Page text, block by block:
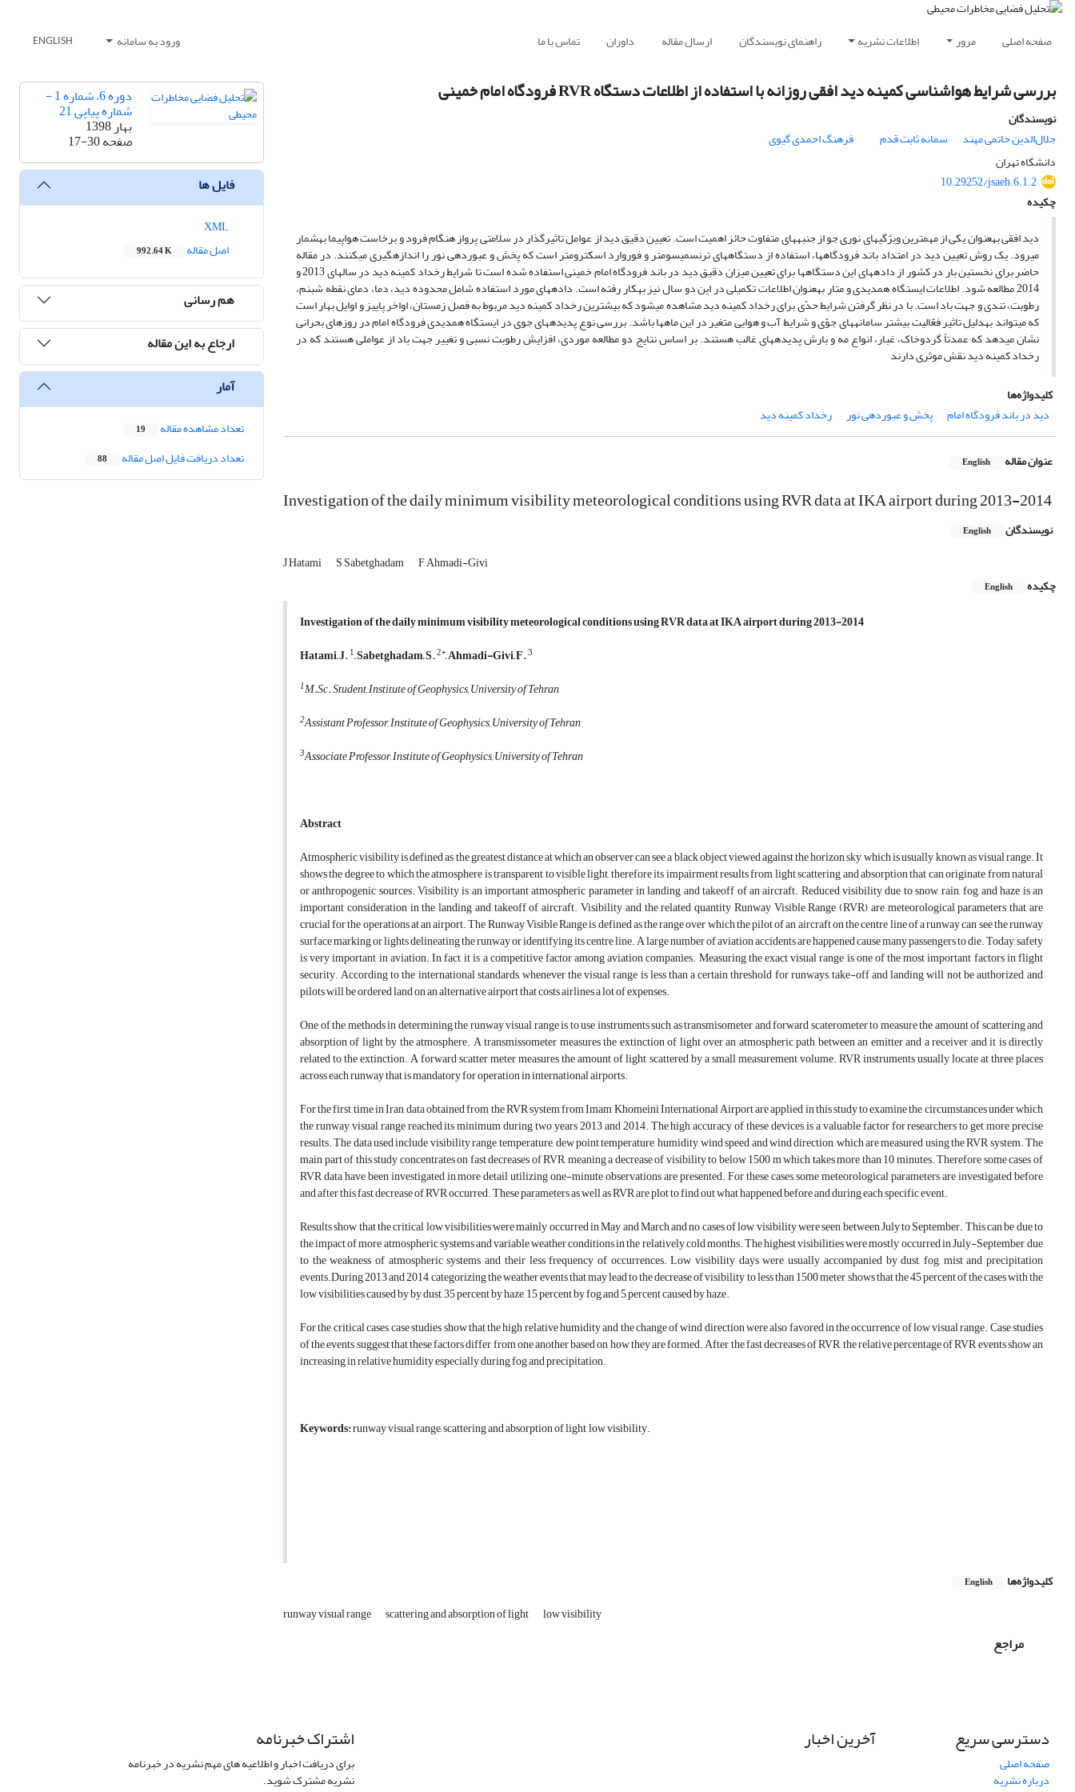
صفحه اصلی مرور اطلاعات نشریه راهنمای نویسندگان ارسال مقاله داوران تماس با ما ورود به سامانه ENGLISH
بررسی شرایط هواشناسی کمینه دید افقی روزانه با استفاده از اطلاعات دستگاه RVR فرودگاه امام خمینی
نویسندگان
جلال‌الدین حاتمی مهند
سمانه ثابت قدم
فرهنگ احمدی گیوی
دانشگاه تهران
10.29252/jsaeh.6.1.2
چکیده
دید افقی به­عنوان یکی از مهم­ترین ویژگی­های نوری جو از جنبه­های متفاوت حائزاهمیت است. تعییندقیق دید از عوامل تاثیرگذار در سلامتی پرواز هنگام فرود­ و برخاست هواپیما به­شمار
می­رود. یک روش­ تعیین دید در امتداد باند فرودگاه­ها، استفاده از دستگاه­های ترنسمیسومتر و فوروارد اسکترومتر است که پخش و عبوردهی نور را اندازه­گیری می­کنند. در مقاله
حاضر برای نخستین بار در کشور از داده­های این دستگاه­ها برای تعیین میزان دقیق دید در باند فرودگاه امام ­خمینی استفاده شده­ است تا شرایط رخداد کمینه دید در سال­های 2013 و
2014 مطالعه شود. اطلاعات ایستگاه همدیدی و متار به­عنوان اطلاعات تکمیلی در این دو سال نیز­ به­کار رفته است. داده­های مورد ­استفاده شامل محدوده دید، دما، دمای نقطه شبنم،
رطوبت، تندی و جهت باد است.بادرنظرگرفتنشرایطحدّیبرایرخدادکمینهدیدمشاهدهمی­شودکهبیشترین رخداد کمینهدیدمربوطبهفصلزمستان،اواخرپاییزواوایلبهاراست
کهمی­تواندبه­دلیلتاثیرفعّالیتبیشترسامانه­هایجوّیوشرایطآبوهواییمتغیردراینماه­هاباشد.بررسی نوع پدیده­های جوی در ایستگاه همدیدی فرودگاه امام در روزهای بحرانی
نشان می­دهد که عمدتاً گردوخاک، غبار، انواع مه و بارش پدیده­های غالب هستند. بر اساس نتایج دو مطالعه موردی، افزایش رطوبت نسبی و تغییر جهت باد از عواملی هستند که در
رخداد کمینه دید نقش موثری دارند
کلیدواژه‌ها
دید در باند فرودگاه امام
پخش و عبوردهی نور رخداد کمینه دید
عنوان مقاله English
Investigation of the daily minimum visibility meteorological conditions using RVR data at IKA airport during 2013-2014
نویسندگان English
J Hatami S Sabetghadam
F Ahmadi-Givi
چکیده
English
Investigation of the daily minimum visibility meteorological conditions using RVR data at IKA airport during 2013-2014
Hatami, J.1, Sabetghadam, S.2*, Ahmadi-Givi, F.3
1M.Sc. Student, Institute of Geophysics, University of Tehran
2Assistant Professor, Institute of Geophysics, University of Tehran
3Associate Professor, Institute of Geophysics, University of Tehran
Abstract
Atmospheric visibility is defined as the greatest distance at which an observer can see a black object viewed against the horizon sky, which is usually known as visual range. It
shows the degree to which the atmosphere is transparent to visible light, therefore its impairment results from light scattering and absorption that can originate from natural
or anthropogenic sources. Visibility is an important atmospheric parameter in landing and takeoff of an aircraft. Reduced visibility due to snow, rain, fog, and haze is an
important consideration in the landing and takeoff of aircraft. Visibility and the related quantity Runway Visible Range (RVR) are meteorological parameters that are
crucial for the operations at an airport. The Runway Visible Range is defined as the range over which the pilot of an aircraft on the centre line of a runway can see the runway
surface marking or lights delineating the runway or identifying its centre line. A large number of aviation accidents are happened cause many passengers to die. Today, safety
is very important in aviation. In fact, it is a competitive factor among aviation companies. Measuring the exact visual range is one of the most important factors in flight
security. According to the international standards, whenever the visual range is less than a certain threshold for runways, take-off and landing will not be authorized, and
pilots will be ordered land on an alternative airport that costs airlines a lot of expenses.
One of the methods in determining the runway visual range is to use instruments such as transmisometer and forward scaterometer to measure the amount of scattering and
absorption of light by the atmosphere. A transmissometer measures the extinction of light over an atmospheric path between an emitter and a receiver and it is directly
related to the extinction. A forward scatter meter measures the amount of light scattered by a small measurement volume. RVR instruments usually locate at three places
across each runway that is mandatory for operation in international airports.
For the first time in Iran, data obtained from the RVR system from Imam Khomeini International Airport are applied in this study to examine the circumstances under which
the runway visual range reached its minimum during two years 2013 and 2014. The high accuracy of these devices is a valuable factor for researchers to get more precise
results.The data used include visibility range, temperature, dew point temperature, humidity, wind speed and wind direction, which are measured using the RVR system. The
main part of this study concentrates on fast decreases of RVR, meaning a decrease of visibility to below 1500 m which takes more than 10 minutes. Therefore some cases of
RVR data have been investigated in more detail utilizing one-minute observations are presented. For these cases, some meteorological parameters are investigated before
and after this fast decrease of RVR occurred. These parameters as well as RVR are plot to find out what happened before and during each specific event.
Results show that the critical low visibilities were mainly occurred in May and March and no cases of low visibility were seen between July to September. This can be due to
the impact of more atmospheric systems and variable weather conditions in the relatively cold months. The highest visibilities were mostly occurred in July-September, due
to the weakness of atmospheric systems and their less frequency of occurrences. Low visibility days were usually accompanied by dust, fog, mist and precipitation
events.During 2013 and 2014, categorizing the weather events that may lead to the decrease of visibility to less than 1500 meter, shows that the 45 percent of the cases with the
low visibilities caused by by dust, 35 percent by haze, 15 percent by fog and 5 percent caused by haze.
For the critical cases, case studies show that the high relative humidity and the change of wind direction were also favored in the occurrence of low visual range. Case studies
of the events suggest that these factors differ from one another based on how they are formed. After the fast decreases of RVR, the relative percentage of RVR events show an
increasing in relative humidity especially during fog and precipitation.
Keywords:runway visual range, scattering and absorption of light, low visibility.
کلیدواژه‌ها English
runway visual range scattering and absorption of light low visibility
مراجع
دوره 6، شماره 1 -
شماره پیاپی 21
بهار 1398
صفحه17-30
فایل ها
اصل مقاله
992.64 K
هم رسانی
ارجاع به این مقاله
آمار
تعداد مشاهده مقاله 19
تعداد دریافت فایل اصل مقاله 88
دسترسی سریع
صفحه اصلی
درباره نشریه
آخرین اخبار اشتراک خبرنامه
برای دریافت اخبار و اطلاعیه های مهم نشریه در خبرنامه
نشریه مشترک شوید.